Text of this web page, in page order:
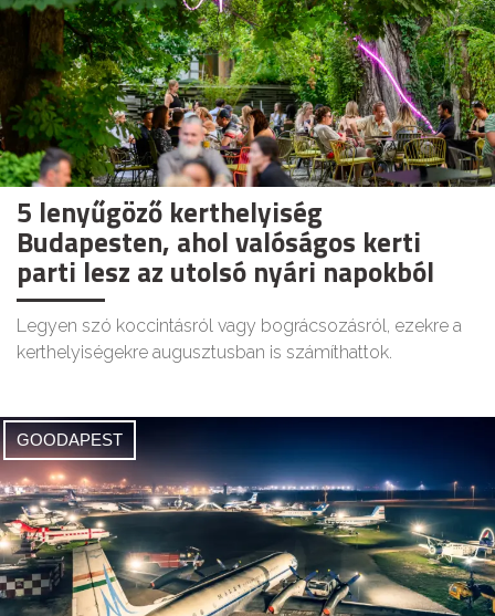
5 lenyűgöző kerthelyiség
Budapesten, ahol valóságos kerti
parti lesz az utolsó nyári napokból
Legyen szó koccintásról vagy bográcsozásról, ezekre a
kerthelyiségekre augusztusban is számíthattok.
GOODAPEST